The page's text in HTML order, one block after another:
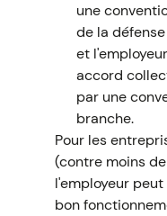
une
de la
et
accord
par une
branche.
Pour les
(contre moins
l'employeur
bon